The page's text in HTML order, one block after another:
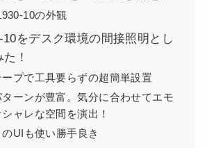
10の外観
10をデスク環境の間接照明とし
！
ープで工具要らずの超簡単設置
ーンが豊富。気分に合わせてエモ
シャレな空間を演出！
UIも使い勝手良き